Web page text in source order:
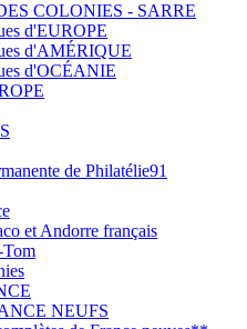
COLONIES - SARRE
d'EUROPE
d'AMÉRIQUE
d'OCÉANIE
de Philatélie91
et Andorre français
Tom
NEUFS